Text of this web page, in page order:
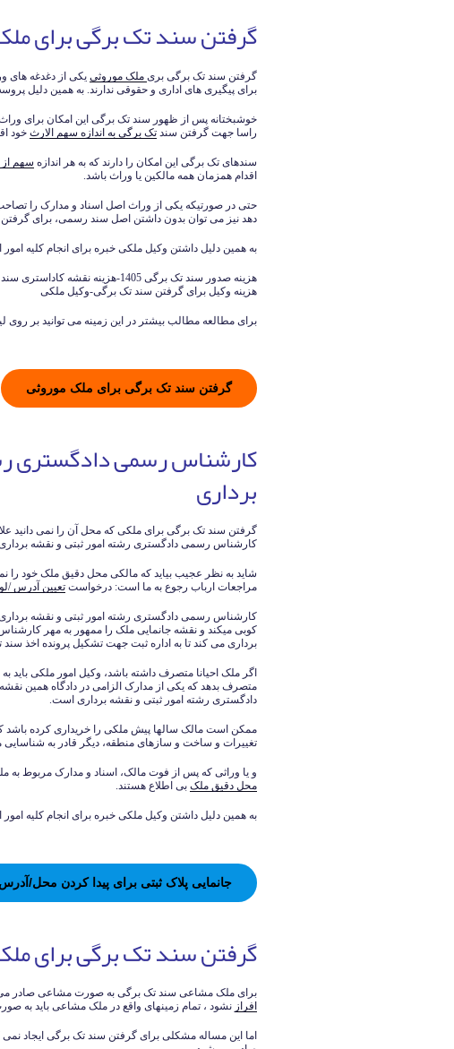
گرفتن سند تک برگی برای
گرفتن سند تک برگی بری ملک موروثی یکی از دغدغه های
برای پیگیری های اداری و حقوقی ندارند. به همین دلیل
خوشبختانه پس از ظهور سند تک برگی این امکان برای
راسا جهت گرفتن سند تک برگی به اندازه سهم الارث خود
سندهای تک برگی این امکان را دارند که به هر اندازه سهم
اقدام همزمان همه مالکین یا وراث باشد.
حتی در صورتیکه یکی از وراث اصل اسناد و مدارک را
دهد نیز می توان بدون داشتن اصل سند رسمی، برای
به همین دلیل داشتن وکیل ملکی خبره برای انجام کلیه امور
هزینه وکیل برای گرفتن سند تک برگی-وکیل ملکی
برای مطالعه مطالب بیشتر در این زمینه می توانید بر روی
گرفتن سند تک برگی برای ملک موروثی
کارشناس رسمی دادگستری
برداری
گرفتن سند تک برگی برای ملکی که محل آن را نمی دانید
کارشناس رسمی دادگستری رشته امور ثبتی و نقشه
شاید به نظر عجیب بیاید که مالکی محل دقیق ملک خود را
مراجعات ارباب رجوع به ما است: درخواست تعیین آدرس /
کارشناس رسمی دادگستری رشته امور ثبتی و نقشه
کوبی میکند و نقشه جانمایی ملک را ممهور به مهر
برداری می کند تا به اداره ثبت جهت تشکیل پرونده اخذ
اگر ملک احیانا متصرف داشته باشد، وکیل امور ملکی باید
متصرف بدهد که یکی از مدارک الزامی در دادگاه همین
دادگستری رشته امور ثبتی و نقشه برداری است.
ممکن است مالک سالها پیش ملکی را خریداری کرده
تغییرات و ساخت و سازهای منطقه، دیگر قادر به
و یا وراثی که پس از فوت مالک، اسناد و مدارک مربوط به
محل دقیق ملک بی اطلاع هستند.
به همین دلیل داشتن وکیل ملکی خبره برای انجام کلیه امور
جانمایی پلاک ثبتی برای پیدا کردن محل/
گرفتن سند تک برگی برای
برای ملک مشاعی سند تک برگی به صورت مشاعی صادر
افراز نشود ، تمام زمینهای واقع در ملک مشاعی باید به
اما این مساله مشکلی برای گرفتن سند تک برگی ایجاد